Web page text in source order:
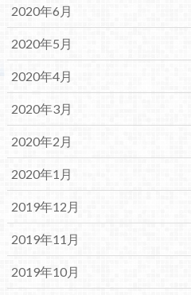
2020年6月
2020年5月
2020年4月
2020年3月
2020年2月
2020年1月
2019年12月
2019年11月
2019年10月